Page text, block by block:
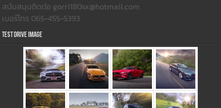
สนับสนุนติดต่อ gorri180sx@hotmail.com
เบอร์โทร 065-455-5393
Test Drive Image